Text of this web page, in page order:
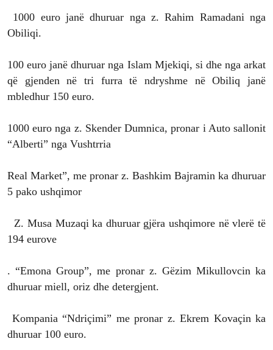
1000 euro janë dhuruar nga z. Rahim Ramadani nga
Obiliqi.
100 euro janë dhuruar nga Islam Mjekiqi, si dhe nga arkat
që gjenden në tri furra të ndryshme në Obiliq janë
mbledhur 150 euro.
1000 euro nga z. Skender Dumnica, pronar i Auto sallonit
“Alberti” nga Vushtrria
Real Market”, me pronar z. Bashkim Bajramin ka dhuruar
5 pako ushqimor
Z. Musa Muzaqi ka dhuruar gjëra ushqimore në vlerë të
194 eurove
. “Emona Group”, me pronar z. Gëzim Mikullovcin ka
dhuruar miell, oriz dhe detergjent.
Kompania “Ndriçimi” me pronar z. Ekrem Kovaçin ka
dhuruar 100 euro.